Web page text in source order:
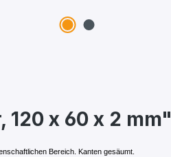
x 60 x 2 mm"
Bereich. Kanten gesäumt.